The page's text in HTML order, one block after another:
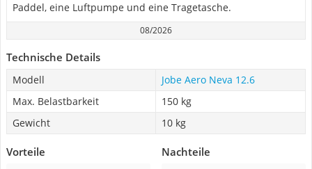
Paddel, eine Luftpumpe und eine Tragetasche.
08/2026
Technische Details
Modell
Jobe Aero Neva 12.6
Max. Belastbarkeit
150 kg
Gewicht
10 kg
Vorteile Nachteile